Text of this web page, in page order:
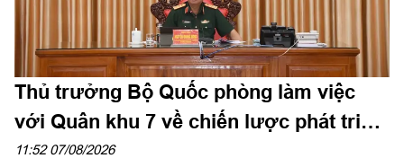
Thủ trưởng Bộ Quốc phòng làm việc
với Quân khu 7 về chiến lược phát triển
giai đoạn 2026 – 2030, tổ chức, cơ cấu
11:52 07/08/2026